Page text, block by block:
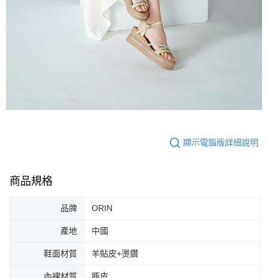
顯示電腦版詳細說明
商品規格
品牌 ORIN
產地 中國
鞋面材質 羊貼皮+燙鑽